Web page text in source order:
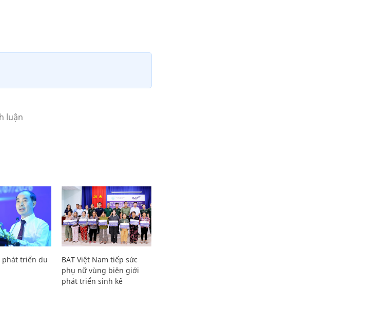
triển du
BAT Việt Nam tiếp sức
phụ nữ vùng biên giới
phát triển sinh kế